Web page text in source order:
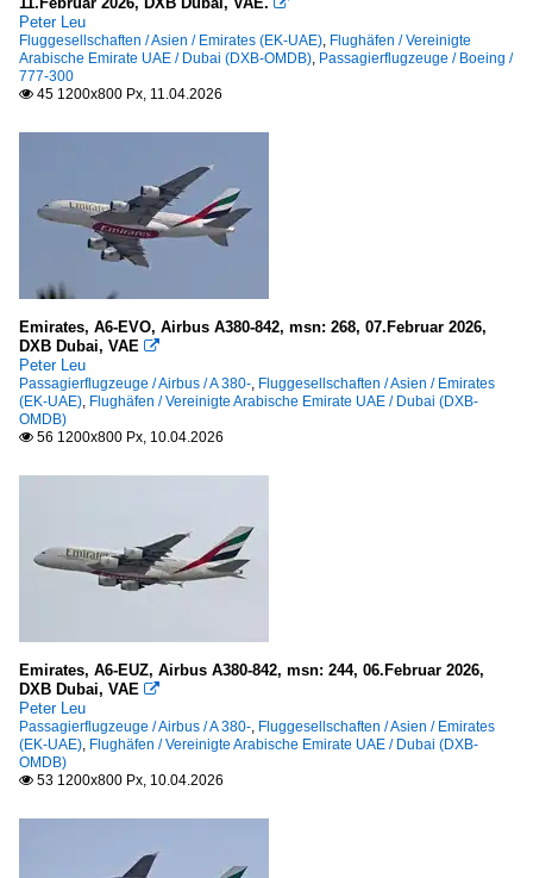
Peter Leu
Fluggesellschaften / Asien / Emirates (EK-UAE), Flughäfen / Vereinigte
Arabische Emirate UAE / Dubai (DXB-OMDB), Passagierflugzeuge / Boeing /
777-300
 45 1200x800 Px, 11.04.2026
Emirates, A6-EVO, Airbus A380-842, msn: 268, 07.Februar 2026,
DXB Dubai, VAE 
Peter Leu
Passagierflugzeuge / Airbus / A 380-, Fluggesellschaften / Asien / Emirates
(EK-UAE), Flughäfen / Vereinigte Arabische Emirate UAE / Dubai (DXB-
OMDB)
 56 1200x800 Px, 10.04.2026
Emirates, A6-EUZ, Airbus A380-842, msn: 244, 06.Februar 2026,
DXB Dubai, VAE 
Peter Leu
Passagierflugzeuge / Airbus / A 380-, Fluggesellschaften / Asien / Emirates
(EK-UAE), Flughäfen / Vereinigte Arabische Emirate UAE / Dubai (DXB-
OMDB)
 53 1200x800 Px, 10.04.2026